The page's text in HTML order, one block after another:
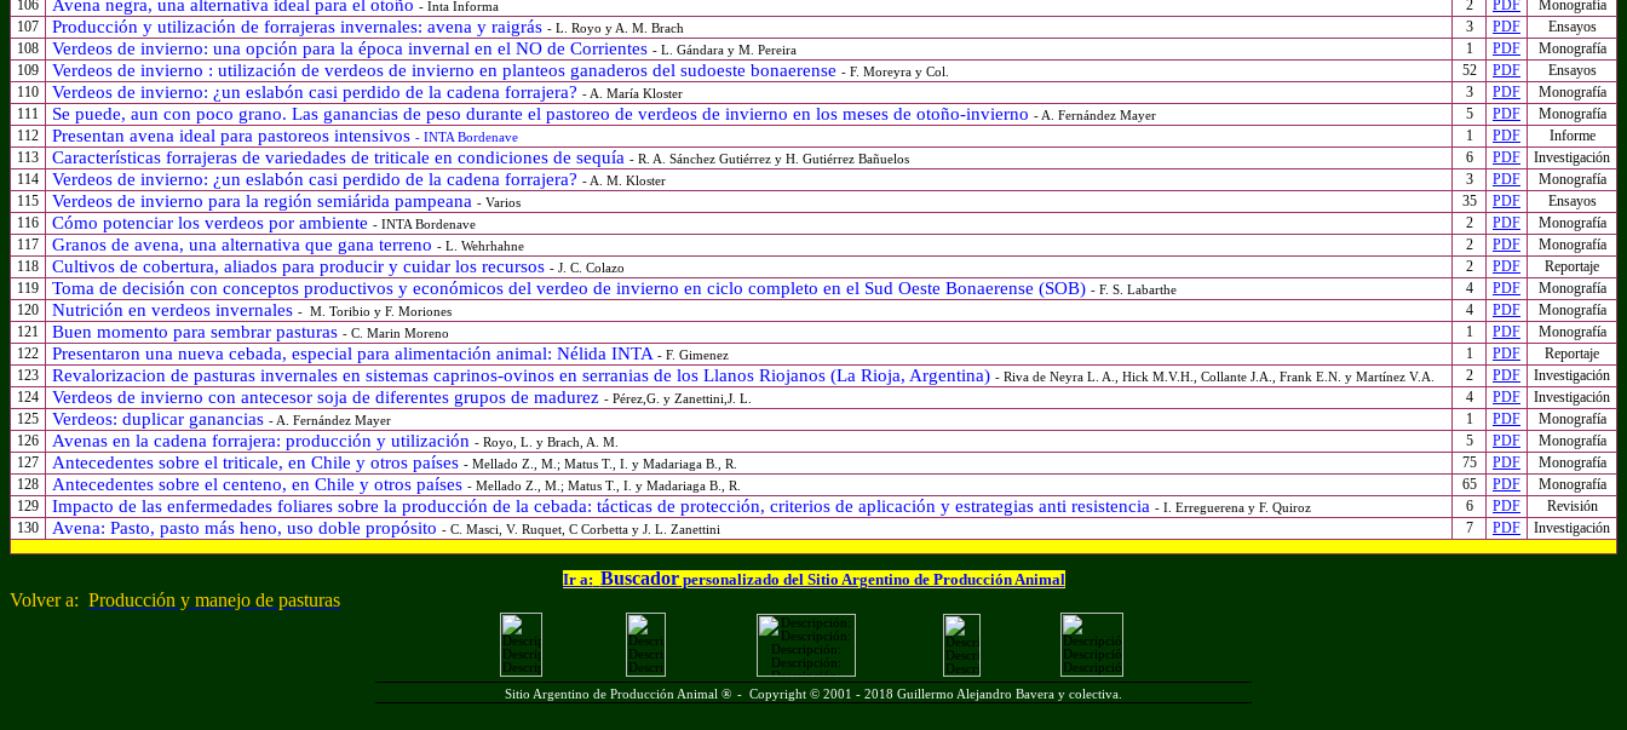
106
Avena negra, una alternativa ideal para el otoño - Inta Informa 2 PDF
Monografía
107
Producción y utilización de forrajeras invernales: avena y raigrás - L. Royo y A. M. Brach 3 PDF
Ensayos
108
Verdeos de invierno: una opción para la época invernal en el NO de Corrientes - L. Gándara y M. Pereira 1 PDF
Monografía
109
Verdeos de invierno : utilización de verdeos de invierno en planteos ganaderos del sudoeste bonaerense - F. Moreyra y Col. 52 PDF
Ensayos
110
Verdeos de invierno: ¿un eslabón casi perdido de la cadena forrajera? - A. María Kloster 3 PDF
Monografía
111
Se puede, aun con poco grano. Las ganancias de peso durante el pastoreo de verdeos de invierno en los meses de otoño-invierno - A. Fernández Mayer 5 PDF
Monografía
112
Presentan avena ideal para pastoreos intensivos - INTA Bordenave 1 PDF
Informe
113
Características forrajeras de variedades de triticale en condiciones de sequía - R. A. Sánchez Gutiérrez y H. Gutiérrez Bañuelos 6 PDF
Investigación
114
Verdeos de invierno: ¿un eslabón casi perdido de la cadena forrajera? - A. M. Kloster 3 PDF
Monografía
115
Verdeos de invierno para la región semiárida pampeana - Varios 35 PDF
Ensayos
116
Cómo potenciar los verdeos por ambiente - INTA Bordenave 2 PDF
Monografía
117
Granos de avena, una alternativa que gana terreno - L. Wehrhahne 2 PDF
Monografía
118
Cultivos de cobertura, aliados para producir y cuidar los recursos - J. C. Colazo 2 PDF
Reportaje
119
Toma de decisión con conceptos productivos y económicos del verdeo de invierno en ciclo completo en el Sud Oeste Bonaerense (SOB) - F. S. Labarthe 4 PDF
Monografía
120
Nutrición en verdeos invernales - M. Toribio y F. Moriones 4 PDF
Monografía
121
Buen momento para sembrar pasturas - C. Marin Moreno 1 PDF
Monografía
122
Presentaron una nueva cebada, especial para alimentación animal: Nélida INTA - F. Gimenez 1 PDF
Reportaje
123
Revalorizacion de pasturas invernales en sistemas caprinos-ovinos en serranias de los Llanos Riojanos (La Rioja, Argentina) - Riva de Neyra L. A., Hick M.V.H., Collante J.A., Frank E.N. y Martínez V.A. 2 PDF
Investigación
124
Verdeos de invierno con antecesor soja de diferentes grupos de madurez - Pérez,G. y Zanettini,J. L. 4 PDF
Investigación
125
Verdeos: duplicar ganancias - A. Fernández Mayer 1 PDF
Monografía
126
Avenas en la cadena forrajera: producción y utilización - Royo, L. y Brach, A. M. 5 PDF
Monografía
127
Antecedentes sobre el triticale, en Chile y otros países - Mellado Z., M.; Matus T., I. y Madariaga B., R. 75 PDF
Monografía
128
Antecedentes sobre el centeno, en Chile y otros países - Mellado Z., M.; Matus T., I. y Madariaga B., R. 65 PDF
Monografía
129
Impacto de las enfermedades foliares sobre la producción de la cebada: tácticas de protección, criterios de aplicación y estrategias anti resistencia - I. Erreguerena y F. Quiroz 6 PDF
Revisión
130
Avena: Pasto, pasto más heno, uso doble propósito - C. Masci, V. Ruquet, C Corbetta y J. L. Zanettini 7 PDF Investigación
Ir a: Buscadorpersonalizado del Sitio Argentino de Producción Animal
Volver a: Producción y manejo de pasturas
Sitio Argentino de Producción Animal ® - Copyright © 2001 - 2018 Guillermo Alejandro Bavera y colectiva.